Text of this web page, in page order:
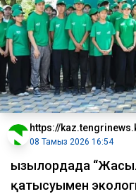
https://
08 Тамыз 2026 16:54
Қызылордада
қатысуымен